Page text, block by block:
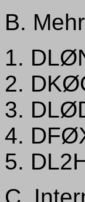
B.
1.
2.
3.
4.
5.